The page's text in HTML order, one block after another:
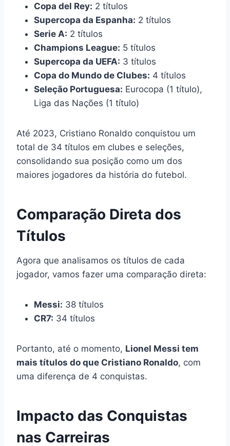
Copa del Rey: 2 títulos
Supercopa da Espanha: 2 títulos
Serie A: 2 títulos
Champions League: 5 títulos
Supercopa da UEFA: 3 títulos
Copa do Mundo de Clubes: 4 títulos
Seleção Portuguesa: Eurocopa (1 título),
Liga das Nações (1 título)
Até 2023, Cristiano Ronaldo conquistou um
total de 34 títulos em clubes e seleções,
consolidando sua posição como um dos
maiores jogadores da história do futebol.
Comparação Direta dos
Títulos
Agora que analisamos os títulos de cada
jogador, vamos fazer uma comparação direta:
Messi: 38 títulos
CR7: 34 títulos
Portanto, até o momento, Lionel Messi tem
mais títulos do que Cristiano Ronaldo, com
uma diferença de 4 conquistas.
Impacto das Conquistas
nas Carreiras